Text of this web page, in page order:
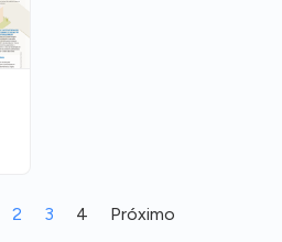
2 3 4 Próximo